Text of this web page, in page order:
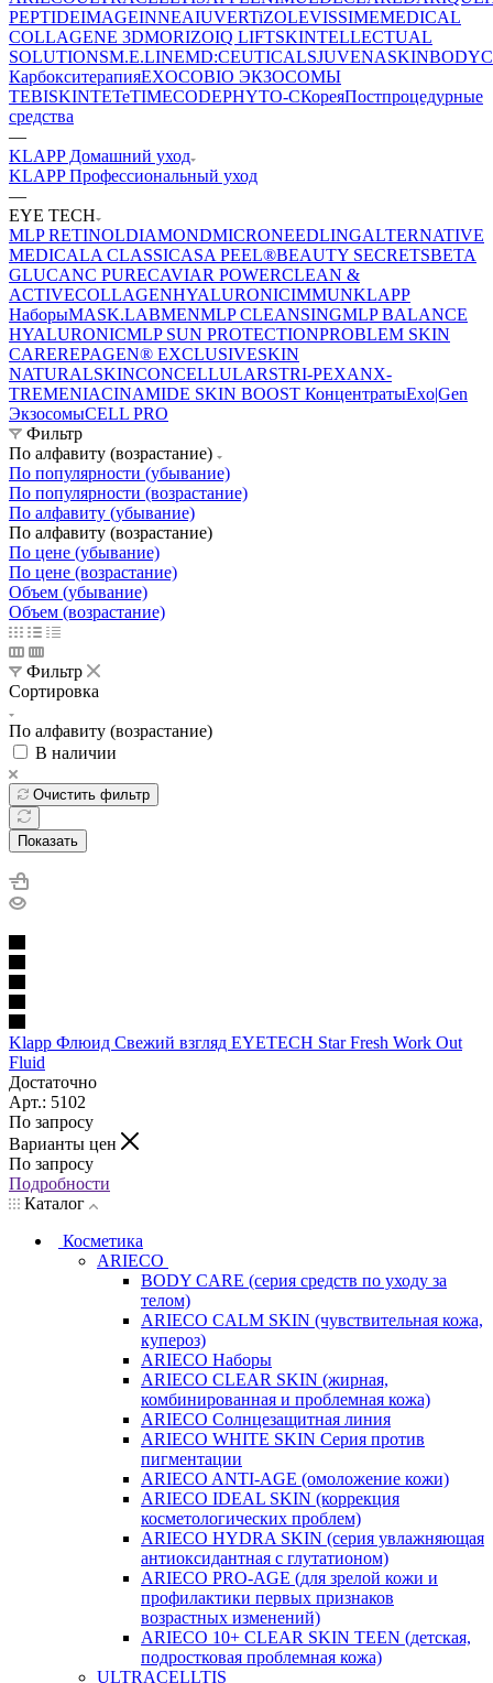
PEPTIDEIMAGEINNEAIUVERTiZOLEVISSIMEMEDICAL
COLLAGENE 3DMORIZOIQ LIFTSKINTELLECTUAL
SOLUTIONSM.E.LINEMD:CEUTICALSJUVENASKINBODY
КарбокситерапияEXOCOBIO ЭКЗОСОМЫ
TEBISKINTETeTIMECODEPHYTO-CКореяПостпроцедурные
средства
—
KLAPP Домашний уход
KLAPP Профессиональный уход
—
EYE TECH
MLP RETINOLDIAMONDMICRONEEDLINGALTERNATIVE
MEDICALA CLASSICASA PEEL®BEAUTY SECRETSBETA
GLUCANC PURECAVIAR POWERCLEAN &
ACTIVECOLLAGENHYALURONICIMMUNKLAPP
НаборыMASK.LABMENMLP CLEANSINGMLP BALANCE
HYALURONICMLP SUN PROTECTIONPROBLEM SKIN
CAREREPAGEN® EXCLUSIVESKIN
NATURALSKINCONCELLULARSTRI-PEXANX-
TREMENIACINAMIDE SKIN BOOST КонцентратыExo|Gen
ЭкзосомыCELL PRO
Фильтр
По алфавиту (возрастание)
По популярности (убывание)
По популярности (возрастание)
По алфавиту (убывание)
По алфавиту (возрастание)
По цене (убывание)
По цене (возрастание)
Объем (убывание)
Объем (возрастание)
Фильтр
Сортировка
По алфавиту (возрастание)
В наличии
Очистить фильтр
Показать
Klapp Флюид Свежий взгляд EYETECH Star Fresh Work Out
Fluid
Достаточно
Арт.: 5102
По запросу
Варианты цен
По запросу
Подробности
Каталог
Косметика
ARIECO
BODY CARE (серия средств по уходу за
телом)
ARIECO CALM SKIN (чувствительная кожа,
купероз)
ARIECO Наборы
ARIECO CLEAR SKIN (жирная,
комбинированная и проблемная кожа)
ARIECO Солнцезащитная линия
ARIECO WHITE SKIN Серия против
пигментации
ARIECO ANTI-AGE (омоложение кожи)
ARIECO IDEAL SKIN (коррекция
косметологических проблем)
ARIECO HYDRA SKIN (серия увлажняющая
антиоксидантная с глутатионом)
ARIECO PRO-AGE (для зрелой кожи и
профилактики первых признаков
возрастных изменений)
ARIECO 10+ CLEAR SKIN TEEN (детская,
подростковая проблемная кожа)
ULTRACELLTIS